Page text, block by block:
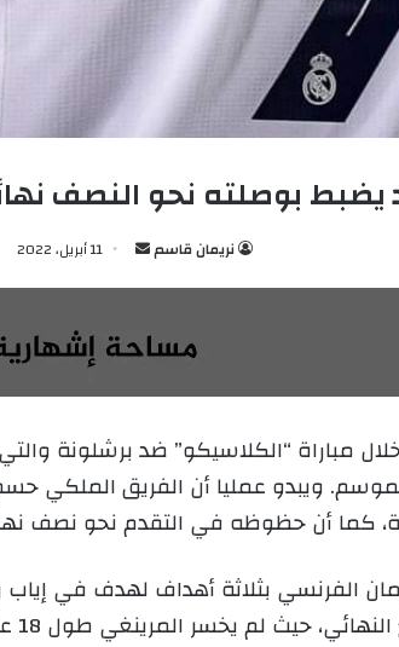
يضبط بوصلته نحو النصف
نريمان قاسم
ل
ب
ر
د
ا
ت
ر
11 أبريل، 2022
مباراة “الكلاسيكو” ضد برشلونة
ويبدو عمليا أن الفريق الملكي
الفرنسي بثلاثة أهداف لهدف في إياب
لم يخسر المرينغي طول 18 عاما في هذا الدور.